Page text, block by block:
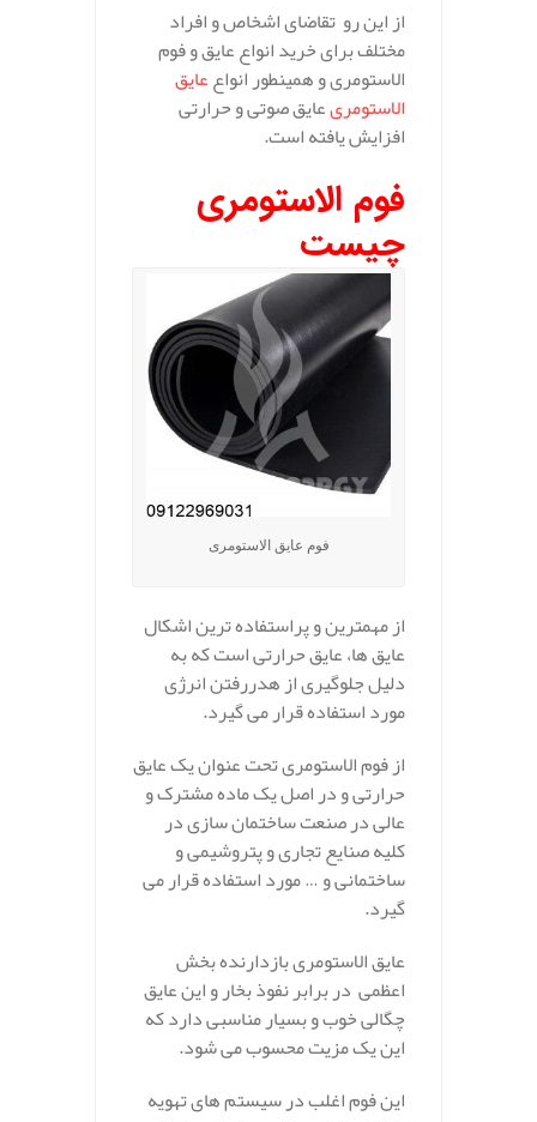
از این رو تقاضای اشخاص و افراد
مختلف برای خرید انواع عایق و فوم
الاستومری و همینطور انواععایق
الاستومریعایق صوتی و حرارتی
افزایش یافته است.
فوم الاستومری
چیست
فوم عایق الاستومری
از مهمترین و پراستفاده ترین اشکال
عایق ها، عایق حرارتی است که به
دلیل جلوگیری از هدررفتن انرژی
مورد استفاده قرار می گیرد.
از فوم الاستومری تحت عنوان یک عایق
حرارتی و در اصل یک ماده مشترک و
عالی در صنعت ساختمان سازی در
کلیه صنایع تجاری و پتروشیمی و
ساختمانی و … مورد استفاده قرار می
گیرد.
عایق الاستومری بازدارنده بخش
اعظمی در برابر نفوذ بخار و این عایق
چگالی خوب و بسیار مناسبی دارد که
این یک مزیت محسوب می شود.
این فوم اغلب در سیستم های تهویه